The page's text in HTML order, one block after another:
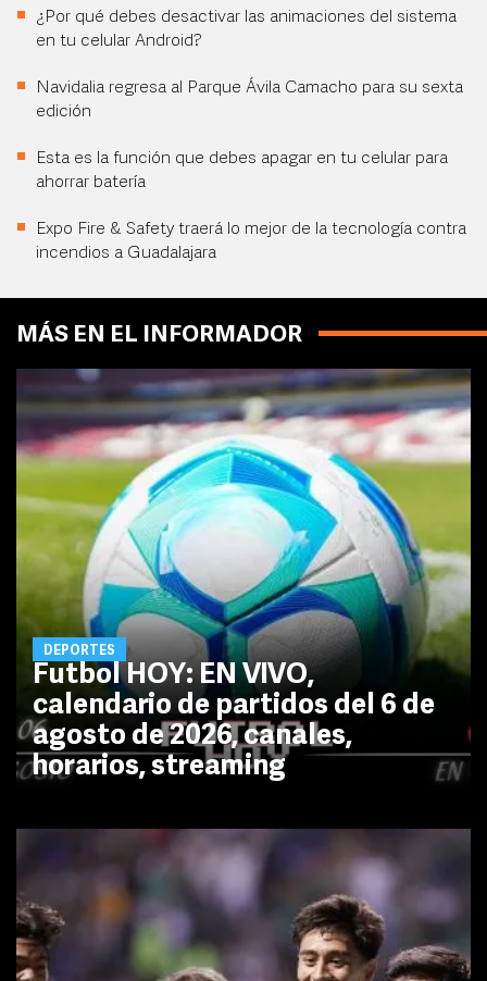
¿Por qué debes desactivar las animaciones del sistema
en tu celular Android?
Navidalia regresa al Parque Ávila Camacho para su sexta
edición
Esta es la función que debes apagar en tu celular para
ahorrar batería
Expo Fire & Safety traerá lo mejor de la tecnología contra
incendios a Guadalajara
MÁS EN EL INFORMADOR
DEPORTES
Futbol HOY: EN VIVO,
calendario de partidos del 6 de
agosto de 2026, canales,
horarios, streaming